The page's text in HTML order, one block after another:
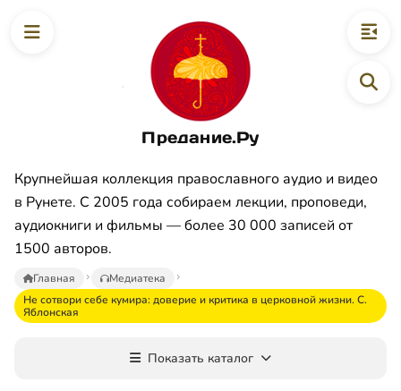
Предание.Ру
Крупнейшая коллекция православного аудио и видео
в Рунете. С 2005 года собираем лекции, проповеди,
аудиокниги и фильмы — более 30 000 записей от
1500 авторов.
Главная
Медиатека
Не сотвори себе кумира: доверие и критика в церковной жизни. С.
Яблонская
Показать каталог